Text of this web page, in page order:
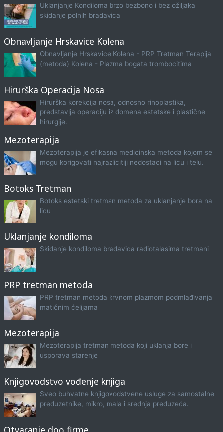
Uklanjanje Kondiloma brzo bezbono i bez ožiljaka
skidanje polnih bradavica
Obnavljanje Hrskavice Kolena
Obnavljanje Hrskavice Kolena - PRP Tretman Terapija
(metoda) Kolena - Plazma bogata trombocitima
Hirurška Operacija Nosa
Hirurška korekcija nosa, odnosno rinoplastika,
predstavlja operaciju iz domena estetske i plastične
hirurgije.
Mezoterapija
Mezoterapija je efikasna medicinska metoda kojom se
mogu korigovati najrazlicitiji nedostaci na licu i telu.
Botoks Tretman
Botoks estetski tretman metoda za uklanjanje bora na
licu
Uklanjanje kondiloma
Skidanje kondiloma bradavica radiotalasima tretmani
PRP tretman metoda
PRP tretman metoda krvnom plazmom podmlađivanja
matičnim ćelijama
Mezoterapija
Mezoterapija tretman metoda koji uklanja bore i
usporava starenje
Knjigovodstvo vođenje knjiga
Sveo buhvatne knjigovodstvene usluge za samostalne
preduzetnike, mikro, mala i srednja preduzeća.
Otvaranje doo firme